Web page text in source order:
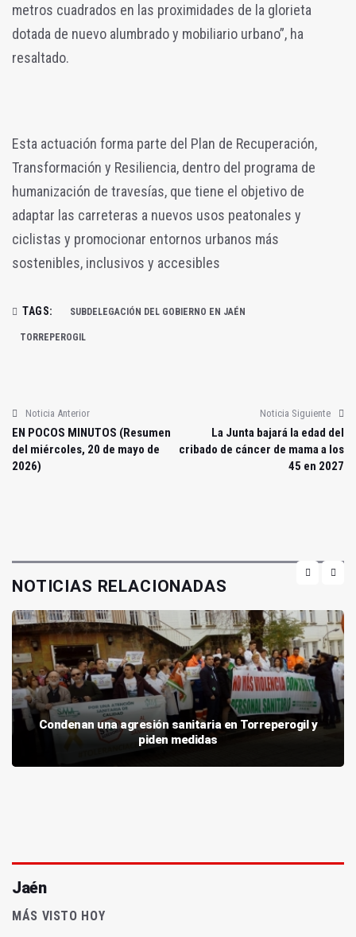
metros cuadrados en las proximidades de la glorieta
dotada de nuevo alumbrado y mobiliario urbano”, ha
resaltado.
Esta actuación forma parte del Plan de Recuperación,
Transformación y Resiliencia, dentro del programa de
humanización de travesías, que tiene el objetivo de
adaptar las carreteras a nuevos usos peatonales y
ciclistas y promocionar entornos urbanos más
sostenibles, inclusivos y accesibles
TAGS: SUBDELEGACIÓN DEL GOBIERNO EN JAÉN
TORREPEROGIL
Noticia Anterior
EN POCOS MINUTOS (Resumen
del miércoles, 20 de mayo de
2026)
Noticia Siguiente
La Junta bajará la edad del
cribado de cáncer de mama a los
45 en 2027
NOTICIAS RELACIONADAS
Condenan una agresión sanitaria en Torreperogil y
piden medidas
Jaén
MÁS VISTO HOY